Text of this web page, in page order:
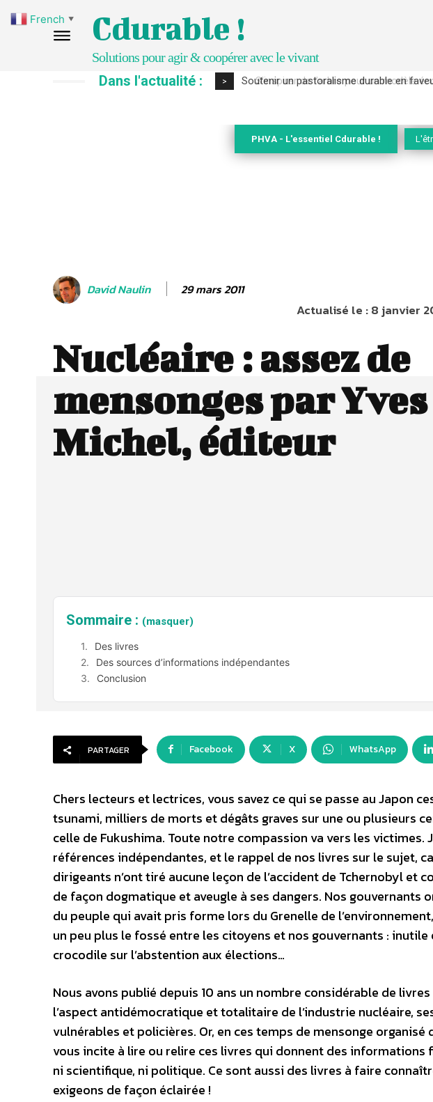
Cdurable !
Solutions pour agir & coopérer avec le vivant
Dans l'actualité : > S’inspirer de l’arbre pour un modèle
PHVA - L'essentiel Cdurable !
David Naulin 29 mars 2011
Actualisé le :8 janvier
Nucléaire : assez de
mensonges par Yves
Michel, éditeur
Sommaire : (masquer)
Des livres
Des sources d’informations indépendantes
Conclusion
PARTAGER Facebook X WhatsApp
Chers lecteurs et lectrices, vous savez ce qui se passe au Japon
tsunami, milliers de morts et dégâts graves sur une ou plusieurs
celle de Fukushima. Toute notre compassion va vers les victimes.
références indépendantes, et le rappel de nos livres sur le sujet,
dirigeants n’ont tiré aucune leçon de l’accident de Tchernobyl et
de façon dogmatique et aveugle à ses dangers. Nos gouvernants
du peuple qui avait pris forme lors du Grenelle de
un peu plus le fossé entre les citoyens et nos gouvernants :
crocodile sur l’abstention aux élections…
Nous avons publié depuis 10 ans un nombre considérable de
l’aspect antidémocratique et totalitaire de l’industrie nucléaire,
vulnérables et policières. Or, en ces temps de mensonge
vous incite à lire ou relire ces livres qui donnent des informations
ni scientifique, ni politique. Ce sont aussi des livres à faire
exigeons de façon éclairée !
French ▼